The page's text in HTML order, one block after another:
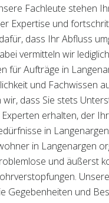
Fachleute stehen
Expertise und
dass Ihr Abfluss
vermitteln wir
für Aufträge in
und Fachwissen
dass Sie stets
Experten erhalten, der
in
in Langenargen
und äußerst
Gegebenheiten und